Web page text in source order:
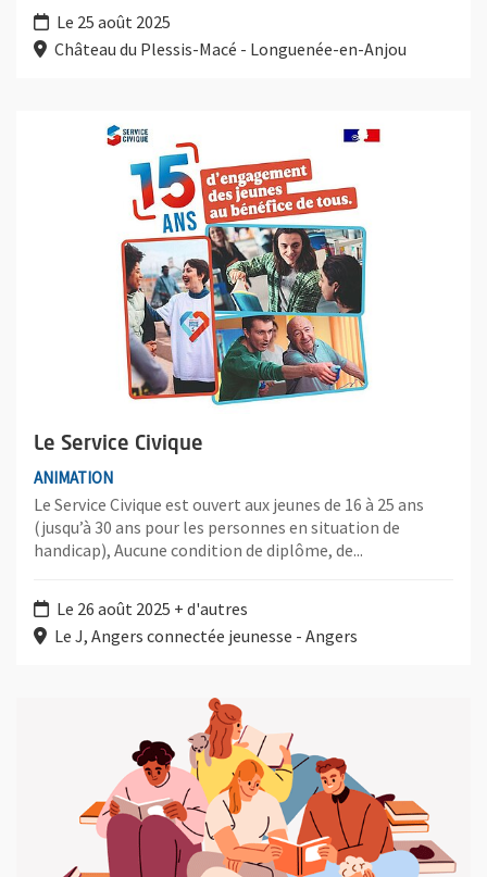
Le 25 août 2025
Château du Plessis-Macé - Longuenée-en-Anjou
Le Service Civique
ANIMATION
Le Service Civique est ouvert aux jeunes de 16 à 25 ans
(jusqu’à 30 ans pour les personnes en situation de
handicap), Aucune condition de diplôme, de...
Le 26 août 2025 + d'autres
Le J, Angers connectée jeunesse - Angers
Plus d'information sur l'évènement : Le Service Civique
Plus d'information sur l'évènement : Animations Pied bât'